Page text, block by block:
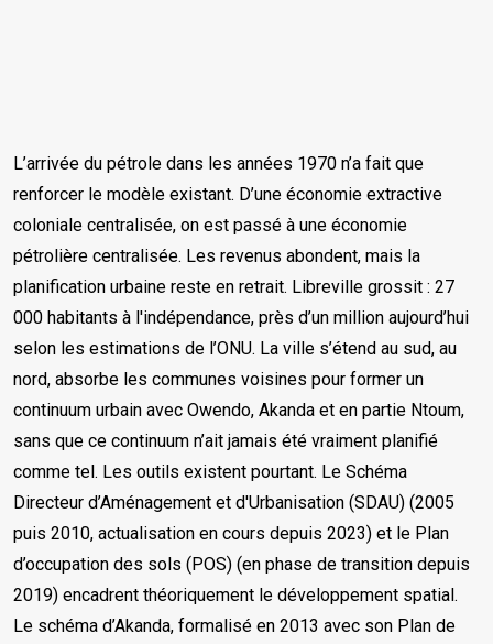
L’arrivée du pétrole dans les années 1970 n’a fait que
renforcer le modèle existant. D’une économie extractive
coloniale centralisée, on est passé à une économie
pétrolière centralisée. Les revenus abondent, mais la
planification urbaine reste en retrait. Libreville grossit : 27
000 habitants à l'indépendance, près d’un million aujourd’hui
selon les estimations de l’ONU. La ville s’étend au sud, au
nord, absorbe les communes voisines pour former un
continuum urbain avec Owendo, Akanda et en partie Ntoum,
sans que ce continuum n’ait jamais été vraiment planifié
comme tel. Les outils existent pourtant. Le Schéma
Directeur d’Aménagement et d'Urbanisation (SDAU) (2005
puis 2010, actualisation en cours depuis 2023) et le Plan
d’occupation des sols (POS) (en phase de transition depuis
2019) encadrent théoriquement le développement spatial.
Le schéma d’Akanda, formalisé en 2013 avec son Plan de